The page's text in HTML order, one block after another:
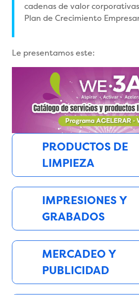
cadenas de valor
Plan de Crecimiento
Le presentamos este:
PRODUCTOS DE
LIMPIEZA
IMPRESIONES Y
GRABADOS
MERCADEO Y
PUBLICIDAD